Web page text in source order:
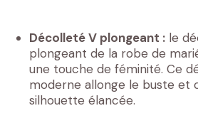
Décolleté V plongeant : le
plongeant de la robe de
une touche de féminité. Ce
moderne allonge le buste et
silhouette élancée.